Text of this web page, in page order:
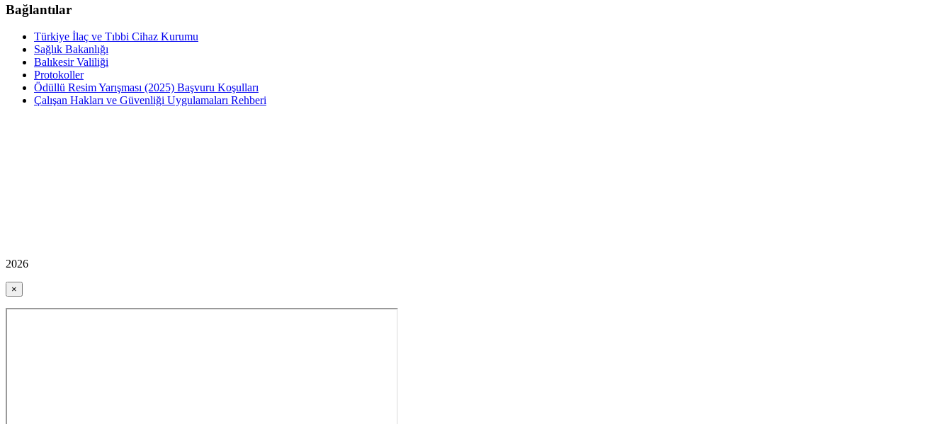
Bağlantılar
Türkiye İlaç ve Tıbbi Cihaz Kurumu
Sağlık Bakanlığı
Balıkesir Valiliği
Protokoller
Ödüllü Resim Yarışması (2025) Başvuru Koşulları
Çalışan Hakları ve Güvenliği Uygulamaları Rehberi
2026
×